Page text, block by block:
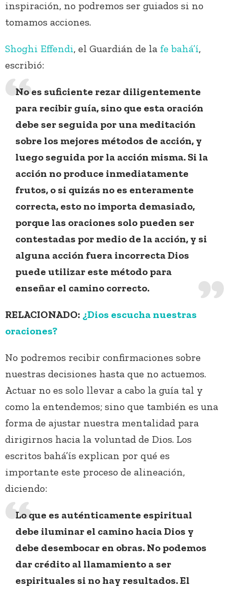
inspiración, no podremos ser guiados si no
tomamos acciones.
Shoghi Effendi, el Guardián de la fe bahá’í,
escribió:
No es suficiente rezar diligentemente
para recibir guía, sino que esta oración
debe ser seguida por una meditación
sobre los mejores métodos de acción, y
luego seguida por la acción misma. Si la
acción no produce inmediatamente
frutos, o si quizás no es enteramente
correcta, esto no importa demasiado,
porque las oraciones solo pueden ser
contestadas por medio de la acción, y si
alguna acción fuera incorrecta Dios
puede utilizar este método para
enseñar el camino correcto.
RELACIONADO: ¿Dios escucha nuestras
oraciones?
No podremos recibir confirmaciones sobre
nuestras decisiones hasta que no actuemos.
Actuar no es solo llevar a cabo la guía tal y
como la entendemos; sino que también es una
forma de ajustar nuestra mentalidad para
dirigirnos hacia la voluntad de Dios. Los
escritos bahá’ís explican por qué es
importante este proceso de alineación,
diciendo:
Lo que es auténticamente espiritual
debe iluminar el camino hacia Dios y
debe desembocar en obras. No podemos
dar crédito al llamamiento a ser
espirituales si no hay resultados. El